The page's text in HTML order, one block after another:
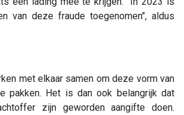
van deze fraude toegenomen", aldus
met elkaar samen om deze vorm van
pakken. Het is dan ook belangrijk dat
zijn geworden aangifte doen.